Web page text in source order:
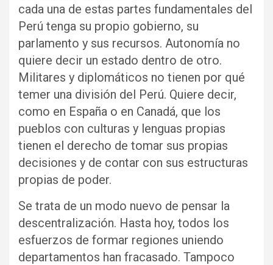
cada una de estas partes fundamentales del
Perú tenga su propio gobierno, su
parlamento y sus recursos. Autonomía no
quiere decir un estado dentro de otro.
Militares y diplomáticos no tienen por qué
temer una división del Perú. Quiere decir,
como en España o en Canadá, que los
pueblos con culturas y lenguas propias
tienen el derecho de tomar sus propias
decisiones y de contar con sus estructuras
propias de poder.
Se trata de un modo nuevo de pensar la
descentralización. Hasta hoy, todos los
esfuerzos de formar regiones uniendo
departamentos han fracasado. Tampoco